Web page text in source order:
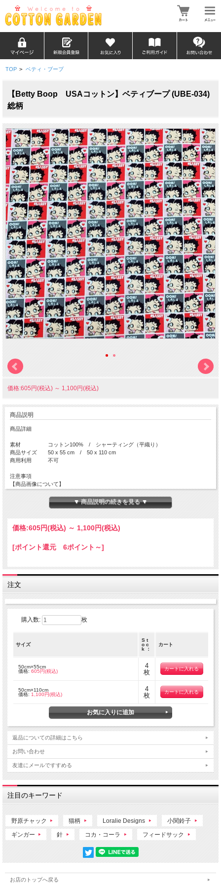
TOP > ベティ・ブープ
【Betty Boop USAコットン】ベティブープ (UBE-034)
総柄
価格:605円(税込) ～ 1,100円(税込)
商品説明
商品詳細
素材 コットン100% / シャーティング（平織り）
商品サイズ 50 x 55 cm / 50 x 110 cm
商用利用 不可
注意事項
【商品画像について】
実際の色に近くなる様、撮影・色調補正は行っておりますが、
ディスプレイの種類や設定状況によっては色が異なって見える場合がありま
す。
【ご注文数量と商品サイズについて】
・50 x 55 cm の商品
複数枚でご注文を頂いても、繋がった状態の商品でのお届けとはなりません。
50 x 110 cm の商品につきましては、出来る限り繋がった商品をご用意致しま
すが、
在庫状況によっては、<b>50x110cm単位でカットされた商品</b>でのお届けと
なります。
数量 １ ＝ 50 cm ( 50 x 110 cm )
数量 ２ ＝ 1 m ( 100 x 110 cm )
数量 ３ ＝ 1.5 m ( 150 x 110 cm )
▼ 商品説明の続きを見る ▼
価格:605円(税込) ～ 1,100円(税込)
[ポイント還元 6ポイント～]
注文
購入数: 枚
サイズ
S t
o c
k ：
カート
50cm×55cm
価格: 605円(税込)
4
枚
50cm×110cm
価格: 1,100円(税込)
4
枚
返品についての詳細はこちら
お問い合わせ
友達にメールですすめる
注目のキーワード
野原チャック 猫柄 Loralie Designs 小関鈴子
ギンガー 針 コカ・コーラ フィードサック
お店のトップへ戻る